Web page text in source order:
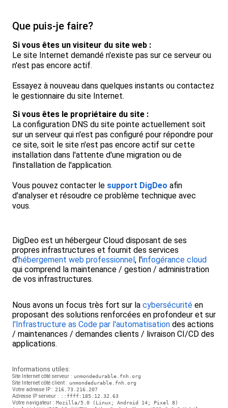
Que puis-je faire?
Si vous êtes un visiteur du site web :
Le site Internet demandé n'existe pas sur ce serveur ou
n'est pas encore actif.
Essayez à nouveau dans quelques instants ou contactez
le gestionnaire du site Internet.
Si vous êtes le propriétaire du site :
La configuration DNS du site pointe actuellement soit
sur un serveur qui n'est pas configuré pour répondre pour
ce site, soit le site n'est pas encore actif sur cette
installation dans l'attente d'une migration ou de
l'installation de l'application.
Vous pouvez contacter le support DigDeo afin
d'analyser et résoudre ce problème technique avec
vous.
DigDeo est un hébergeur Cloud disposant de ses
propres infrastructures et fournit des services
d'hébergement web professionnel, l'infogérance cloud
qui comprend la maintenance / gestion / administration
de vos infrastructures.
Nous avons un focus très fort sur la cybersécurité en
proposant des solutions renforcées en profondeur et sur
l'Infrastructure as Code par l'automatisation des actions
/ maintenances / demandes clients / livraison CI/CD des
applications.
Informations utiles:
Site Internet côté serveur : unmondedurable.fnh.org
Site Internet côté client : unmondedurable.fnh.org
Votre adresse IP : 216.73.216.207
Adresse IP serveur : ::ffff:185.12.32.63
Votre navigateur : Mozilla/5.0 (Linux; Android 14; Pixel 8)